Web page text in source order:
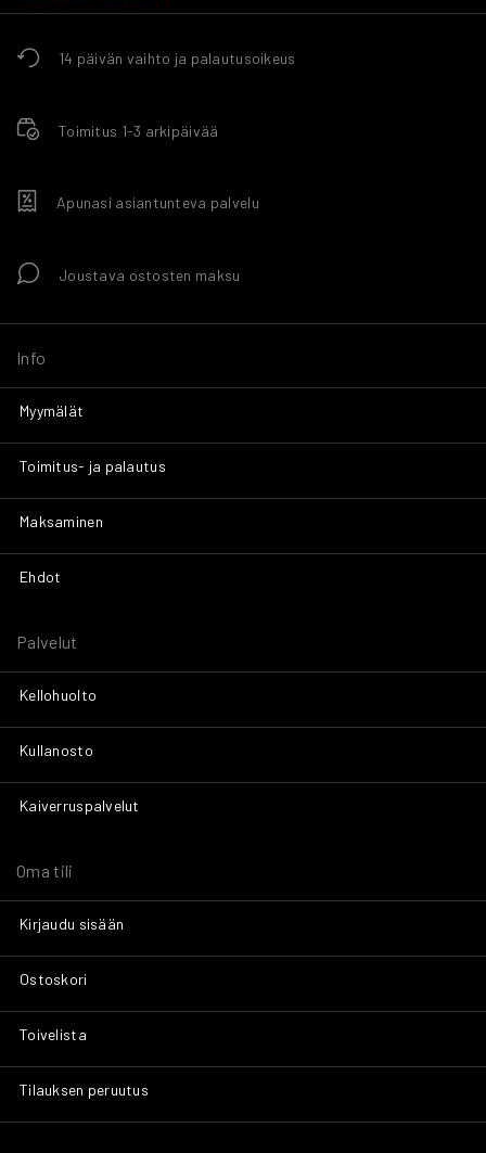
14 päivän vaihto ja palautusoikeus
Toimitus 1-3 arkipäivää
Apunasi asiantunteva palvelu
Joustava ostosten maksu
Info
Myymälät
Toimitus- ja palautus
Maksaminen
Ehdot
Palvelut
Kellohuolto
Kullanosto
Kaiverruspalvelut
Oma tili
Kirjaudu sisään
Ostoskori
Toivelista
Tilauksen peruutus